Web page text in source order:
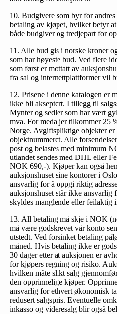
10. Budgivere som byr for
betaling av kjøpet, hvilket betyr
både budgiver og tredjepart for
11. Alle bud gis i norske kroner
som har høyeste bud. Ved flere
som først er mottatt av
fra sal og internettplattformer vil
12. Prisene i denne katalogen er
ikke bli akseptert. I tillegg til
Mynter og sedler som har vært
mva. For medaljer tilkommer 25
Norge. Avgiftspliktige objekter er
objektnummeret. Alle
post og belastes med minimum
utlandet sendes med DHL eller
NOK 690,-). Kjøper kan også
auksjonshuset sine kontorer i
ansvarlig for å oppgi riktig
auksjonshuset står ikke ansvarlig
skyldes manglende eller feilaktig
13. All betaling må skje i NOK
må være godskrevet vår konto
utstedt. Ved forsinket betaling
måned. Hvis betaling ikke er
30 dager etter at auksjonen er
for kjøpers regning og risiko.
hvilken måte slikt salg
den opprinnelige kjøper.
ansvarlig for ethvert økonomisk
redusert salgspris. Eventuelle
inkasso og videresalg blir også